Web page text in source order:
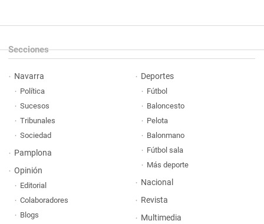
Secciones
Navarra
Política
Sucesos
Tribunales
Sociedad
Pamplona
Opinión
Editorial
Colaboradores
Blogs
Deportes
Fútbol
Baloncesto
Pelota
Balonmano
Fútbol sala
Más deporte
Nacional
Revista
Multimedia